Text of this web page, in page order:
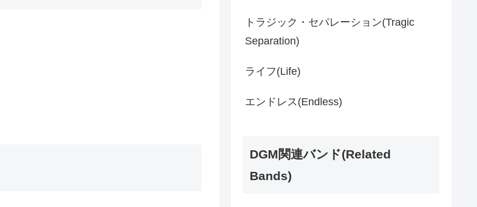
トラジック・セパレーション(Tragic
Separation)
ライフ(Life)
エンドレス(Endless)
DGM関連バンド(Related
Bands)